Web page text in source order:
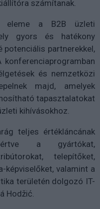
számítanak.
eleme a B2B üzleti
gyors és hatékony
partnerekkel,
és nemzetközi
majd, amelyek
tapasztalatokat
kihívásokhoz.
teljes értékláncának
a gyártókat,
telepítőket,
képviselőket, valamint a
területén dolgozó IT-
Hodžić.